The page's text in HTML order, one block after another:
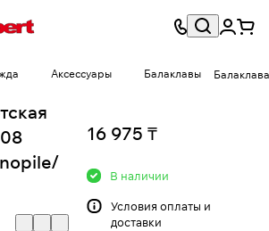
Аксессуары Балаклавы
16 975 ₸
В наличии
Условия оплаты и
доставки